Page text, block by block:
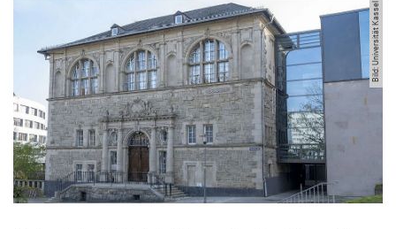
Bild: Universität Kassel